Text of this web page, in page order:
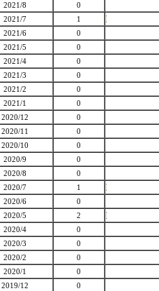
2021/8
0
2021/7
1
2021/6
0
2021/5
0
2021/4
0
2021/3
0
2021/2
0
2021/1
0
2020/12
0
2020/11
0
2020/10
0
2020/9
0
2020/8
0
2020/7
1
2020/6
0
2020/5
2
2020/4
0
2020/3
0
2020/2
0
2020/1
0
2019/12
0